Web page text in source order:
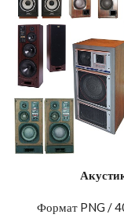
Формат PNG /